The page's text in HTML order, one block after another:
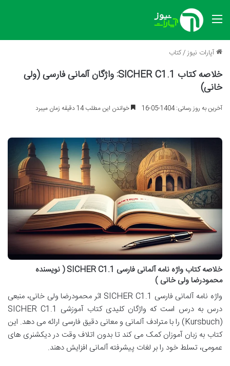
منو
آپارات نیوز/کتاب
خلاصه کتاب SICHER C1.1: واژگان آلمانی فارسی (ولی
خانی)
آخرین به روز رسانی: 1404-05-16 خواندن این مطلب 14 دقیقه زمان میبرد
خلاصه کتاب واژه نامه آلمانی فارسی SICHER C1.1 ( نویسنده
محمودرضا ولی خانی )
واژه نامه آلمانی فارسی SICHER C1.1 اثر محمودرضا ولی خانی، منبعی
درس به درس است که واژگان کلیدی کتاب آموزشی SICHER C1.1
(Kursbuch) را با مترادف آلمانی و معانی دقیق فارسی ارائه می دهد. این
کتاب به زبان آموزان کمک می کند تا بدون اتلاف وقت در دیکشنری های
عمومی، تسلط خود را بر لغات پیشرفته آلمانی افزایش دهند.